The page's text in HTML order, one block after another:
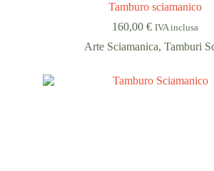
Tamburo sciamanico
160,00 € IVA inclusa
Arte Sciamanica,Tamburi